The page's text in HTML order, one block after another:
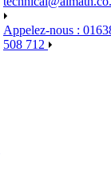
Appelez-nous :
508 712